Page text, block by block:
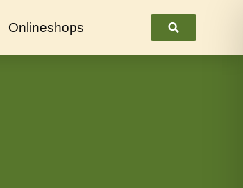
Onlineshops Suchen